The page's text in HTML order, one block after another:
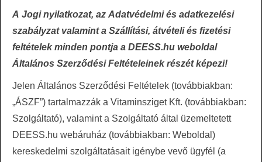
A Jogi nyilatkozat, az Adatvédelmi és adatkezelési
szabályzatvalamint a Szállítási, átvételi és fizetési
feltételekminden pontja a DEESS.hu weboldal
Általános Szerződési Feltételeinek részét képezi!
Jelen Általános Szerződési Feltételek (továbbiakban:
„ÁSZF”) tartalmazzák a Vitaminsziget Kft. (továbbiakban:
Szolgáltató), valamint a Szolgáltató által üzemeltetett
DEESS.hu webáruház (továbbiakban: Weboldal)
kereskedelmi szolgáltatásait igénybe vevő ügyfél (a